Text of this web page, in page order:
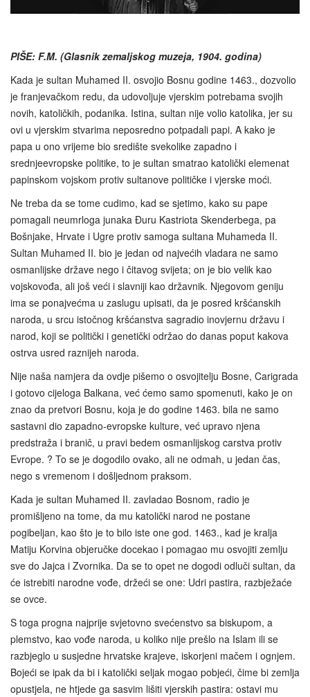
PIŠE: F.M. (Glasnik zemaljskog muzeja, 1904. godina)
Kada je sultan Muhamed II. osvojio Bosnu godine 1463., dozvolio
je franjevačkom redu, da udovoljuje vjerskim potrebama svojih
novih, katoličkih, podanika. Istina, sultan nije volio katolika, jer su
ovi u vjerskim stvarima neposredno potpadali papi. A kako je
papa u ono vrijeme bio središte svekolike zapadno i
srednjeevropske politike, to je sultan smatrao katolički elemenat
papinskom vojskom protiv sultanove političke i vjerske moći.
Ne treba da se tome cudimo, kad se sjetimo, kako su pape
pomagali neumrloga junaka Ðuru Kastriota Skenderbega, pa
Bošnjake, Hrvate i Ugre protiv samoga sultana Muhameda II.
Sultan Muhamed II. bio je jedan od najvećih vladara ne samo
osmanlijske države nego i čitavog svijeta; on je bio velik kao
vojskovođa, ali još veći i slavniji kao državnik. Njegovom geniju
ima se ponajvećma u zaslugu upisati, da je posred kršćanskih
naroda, u srcu istočnog kršćanstva sagradio inovjernu državu i
narod, koji se politički i genetički održao do danas poput kakova
ostrva usred raznijeh naroda.
Nije naša namjera da ovdje pišemo o osvojitelju Bosne, Carigrada
i gotovo cijeloga Balkana, već ćemo samo spomenuti, kako je on
znao da pretvori Bosnu, koja je do godine 1463. bila ne samo
sastavni dio zapadno-evropske kulture, već upravo njena
predstraža i branič, u pravi bedem osmanlijskog carstva protiv
Evrope. ? To se je dogodilo ovako, ali ne odmah, u jedan čas,
nego s vremenom i došljednom praksom.
Kada je sultan Muhamed II. zavladao Bosnom, radio je
promišljeno na tome, da mu katolički narod ne postane
pogibeljan, kao što je to bilo iste one god. 1463., kad je kralja
Matiju Korvina objeručke docekao i pomagao mu osvojiti zemlju
sve do Jajca i Zvornika. Da se to opet ne dogodi odluči sultan, da
će istrebiti narodne vođe, držeći se one: Udri pastira, razbježaće
se ovce.
S toga progna najprije svjetovno svećenstvo sa biskupom, a
plemstvo, kao vođe naroda, u koliko nije prešlo na Islam ili se
razbjeglo u susjedne hrvatske krajeve, iskorjeni mačem i ognjem.
Bojeći se ipak da bi i katolički seljak mogao pobjeći, čime bi zemlja
opustjela, ne htjede ga sasvim lišiti vjerskih pastira: ostavi mu